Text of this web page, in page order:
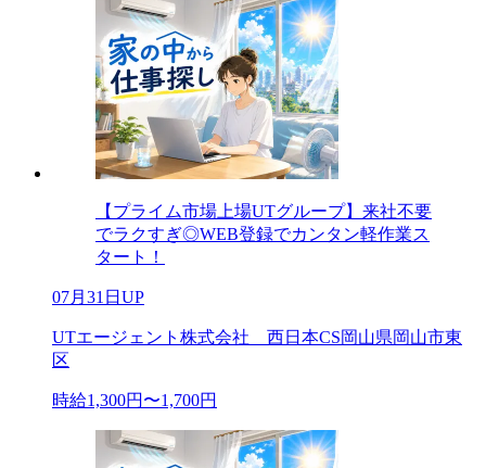
【プライム市場上場UTグループ】来社不要
でラクすぎ◎WEB登録でカンタン軽作業ス
タート！
07月31日UP
UTエージェント株式会社 西日本CS岡山県岡山市東
区
時給1,300円〜1,700円